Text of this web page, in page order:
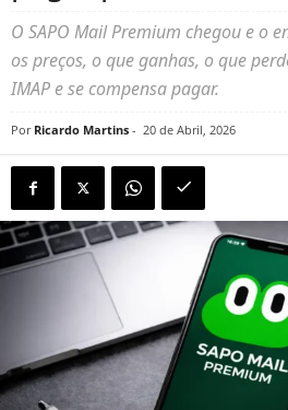
O SAPO Mail Premium chegou e o
os preços, o que ganhas, o que
IMAP e se compensa pagar.
Por Ricardo Martins - 20 de Abril, 2026